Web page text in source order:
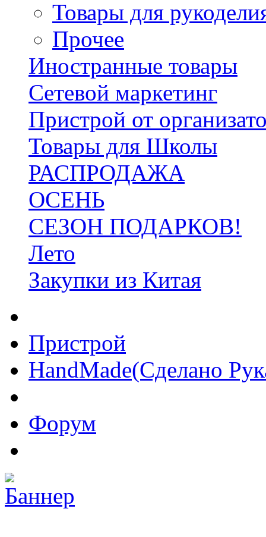
Товары для
Прочее
Иностранные товары
Сетевой маркетинг
Пристрой от
Товары для Школы
РАСПРОДАЖА
ОСЕНЬ
СЕЗОН ПОДАРКОВ!
Лето
Закупки из Китая
Пристрой
HandMade(Сделано
Форум